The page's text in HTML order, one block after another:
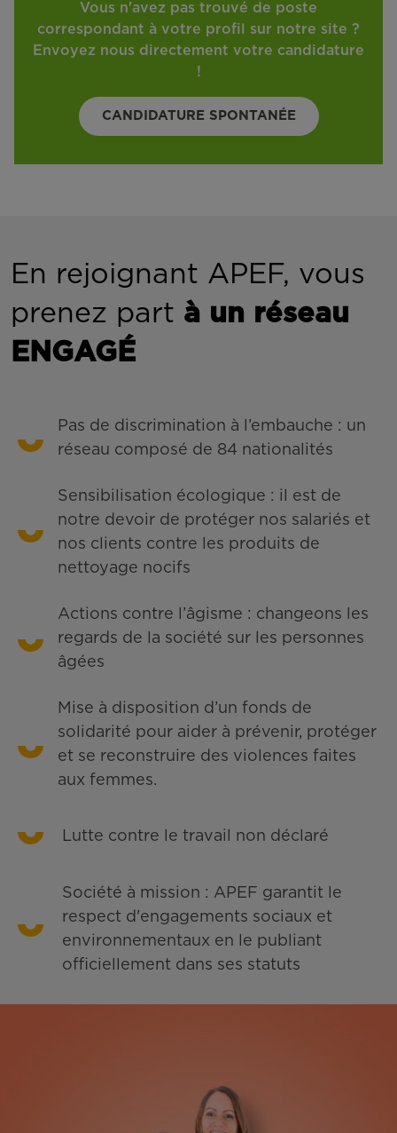
Vous n'avez pas trouvé de poste
correspondant à votre profil sur notre site ?
Envoyez nous directement votre candidature
!
CANDIDATURE SPONTANÉE
En rejoignant APEF, vous
prenez part à un réseau
ENGAGÉ
Pas de discrimination à l’embauche : un
réseau composé de 84 nationalités
Sensibilisation écologique : il est de
notre devoir de protéger nos salariés et
nos clients contre les produits de
nettoyage nocifs
Actions contre l’âgisme : changeons les
regards de la société sur les personnes
âgées
Mise à disposition d’un fonds de
solidarité pour aider à prévenir, protéger
et se reconstruire des violences faites
aux femmes.
Lutte contre le travail non déclaré
Société à mission : APEF garantit le
respect d'engagements sociaux et
environnementaux en le publiant
officiellement dans ses statuts